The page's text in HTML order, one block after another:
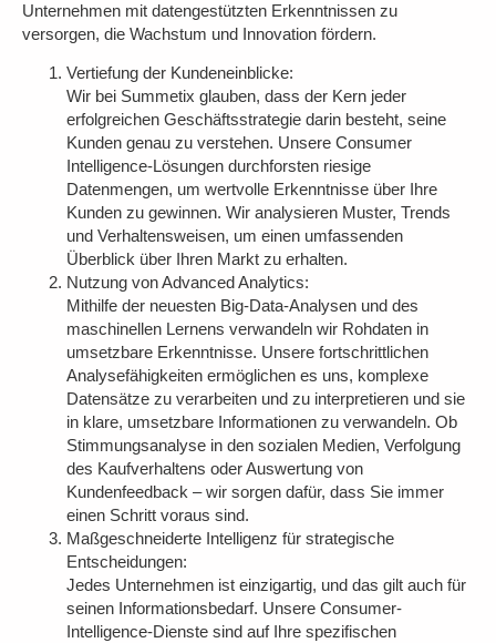
Unternehmen mit datengestützten Erkenntnissen zu
versorgen, die Wachstum und Innovation fördern.
Vertiefung der Kundeneinblicke:
Wir bei Summetix glauben, dass der Kern jeder
erfolgreichen Geschäftsstrategie darin besteht, seine
Kunden genau zu verstehen. Unsere Consumer
Intelligence-Lösungen durchforsten riesige
Datenmengen, um wertvolle Erkenntnisse über Ihre
Kunden zu gewinnen. Wir analysieren Muster, Trends
und Verhaltensweisen, um einen umfassenden
Überblick über Ihren Markt zu erhalten.
Nutzung von Advanced Analytics:
Mithilfe der neuesten Big-Data-Analysen und des
maschinellen Lernens verwandeln wir Rohdaten in
umsetzbare Erkenntnisse. Unsere fortschrittlichen
Analysefähigkeiten ermöglichen es uns, komplexe
Datensätze zu verarbeiten und zu interpretieren und sie
in klare, umsetzbare Informationen zu verwandeln. Ob
Stimmungsanalyse in den sozialen Medien, Verfolgung
des Kaufverhaltens oder Auswertung von
Kundenfeedback – wir sorgen dafür, dass Sie immer
einen Schritt voraus sind.
Maßgeschneiderte Intelligenz für strategische
Entscheidungen:
Jedes Unternehmen ist einzigartig, und das gilt auch für
seinen Informationsbedarf. Unsere Consumer-
Intelligence-Dienste sind auf Ihre spezifischen